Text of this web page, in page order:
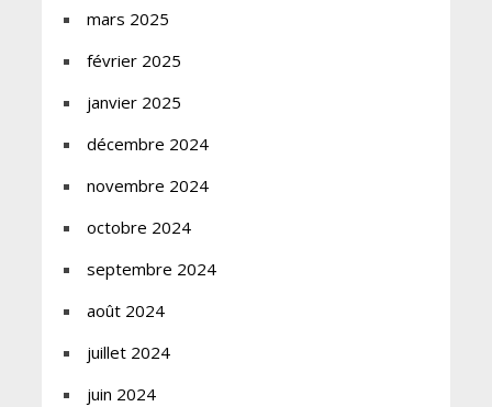
mars 2025
février 2025
janvier 2025
décembre 2024
novembre 2024
octobre 2024
septembre 2024
août 2024
juillet 2024
juin 2024